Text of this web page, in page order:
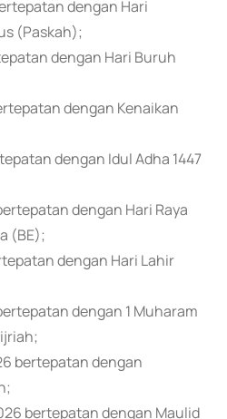
dengan Hari
(Paskah);
dengan Hari Buruh
dengan Kenaikan
dengan Idul Adha 1447
dengan Hari Raya
(BE);
dengan Hari Lahir
dengan 1 Muharam
bertepatan dengan
bertepatan dengan Maulid